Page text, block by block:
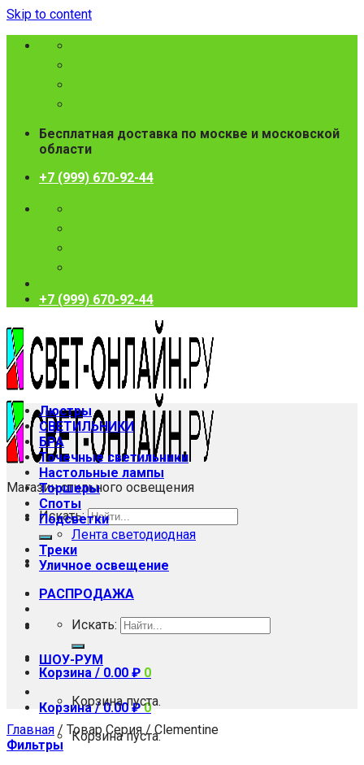
Skip to content
Бесплатная доставка по москве и московской
области
+7 (999) 670-92-44
+7 (999) 670-92-44
Магазин стильного освещения
Искать:
РАСПРОДАЖА
ШОУ-РУМ
Корзина /0.00₽ 0
Корзина пуста.
Люстры
СВЕТИЛЬНИКИ
БРА
Точечные светильники
Настольные лампы
Торшеры
Споты
Подсветки
Лента светодиодная
Треки
Уличное освещение
Искать:
Корзина / 0.00 ₽ 0
Корзина пуста.
Главная / Товар Серия/Clementine
Фильтры